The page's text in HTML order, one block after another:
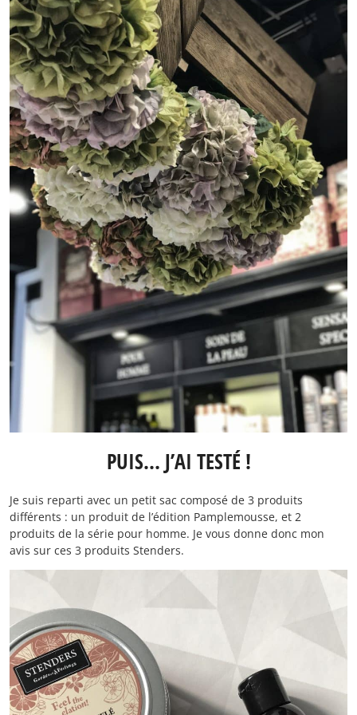
PUIS… J’AI TESTÉ !
Je suis reparti avec un petit sac composé de 3 produits
différents : un produit de l’édition Pamplemousse, et 2
produits de la série pour homme. Je vous donne donc mon
avis sur ces 3 produits Stenders.